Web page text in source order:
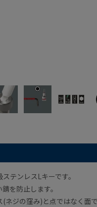
テンレスLキーです。
を防止します。
ネジの窪み)と点ではなく面